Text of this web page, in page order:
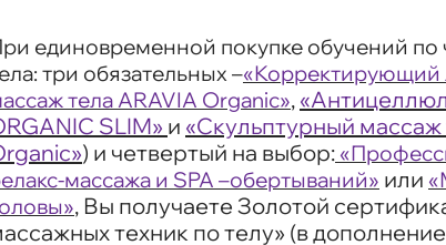
единовременной покупке обучений
три обязательных –
тела ARAVIA Organic»,
SLIM» и «Скульптурный массаж
) и четвертый на выбор:
массажа и SPA –обертываний» или
, Вы получаете Золотой
техник по телу» (в